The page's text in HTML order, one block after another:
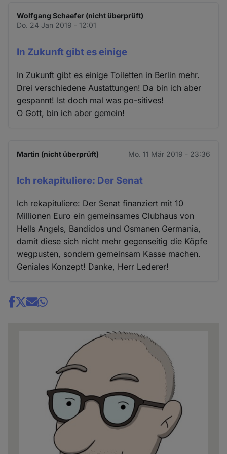
Wolfgang Schaefer (nicht überprüft)
Do. 24 Jan 2019 - 12:01
In Zukunft gibt es einige
In Zukunft gibt es einige Toiletten in Berlin mehr.
Drei verschiedene Austattungen! Da bin ich aber
gespannt! Ist doch mal was po-sitives!
O Gott, bin ich aber gemein!
Martin (nicht überprüft) Mo. 11 Mär 2019 - 23:36
Ich rekapituliere: Der Senat
Ich rekapituliere: Der Senat finanziert mit 10
Millionen Euro ein gemeinsames Clubhaus von
Hells Angels, Bandidos und Osmanen Germania,
damit diese sich nicht mehr gegenseitig die Köpfe
wegpusten, sondern gemeinsam Kasse machen.
Geniales Konzept! Danke, Herr Lederer!
Share